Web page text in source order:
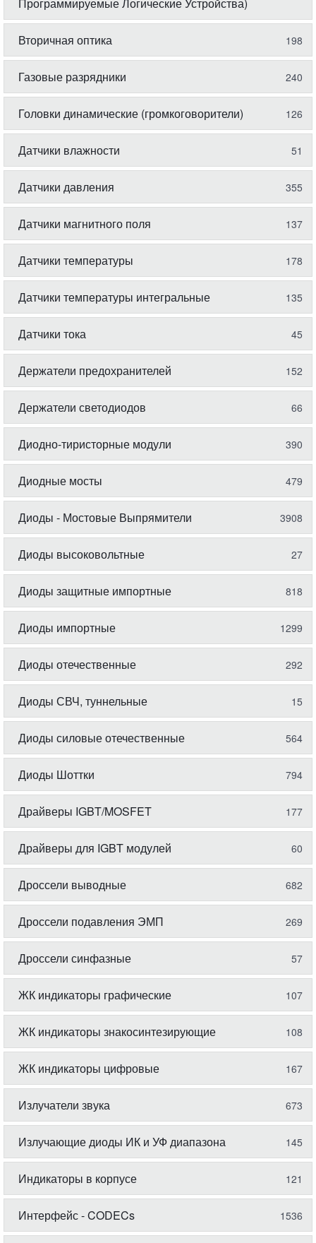
Программируемые Логические Устройства)
Вторичная оптика 198
Газовые разрядники 240
Головки динамические (громкоговорители) 126
Датчики влажности 51
Датчики давления 355
Датчики магнитного поля 137
Датчики температуры 178
Датчики температуры интегральные 135
Датчики тока 45
Держатели предохранителей 152
Держатели светодиодов 66
Диодно-тиристорные модули 390
Диодные мосты 479
Диоды - Мостовые Выпрямители 3908
Диоды высоковольтные 27
Диоды защитные импортные 818
Диоды импортные 1299
Диоды отечественные 292
Диоды СВЧ, туннельные 15
Диоды силовые отечественные 564
Диоды Шоттки 794
Драйверы IGBT/MOSFET 177
Драйверы для IGBT модулей 60
Дроссели выводные 682
Дроссели подавления ЭМП 269
Дроссели синфазные 57
ЖК индикаторы графические 107
ЖК индикаторы знакосинтезирующие 108
ЖК индикаторы цифровые 167
Излучатели звука 673
Излучающие диоды ИК и УФ диапазона 145
Индикаторы в корпусе 121
Интерфейс - CODECs 1536